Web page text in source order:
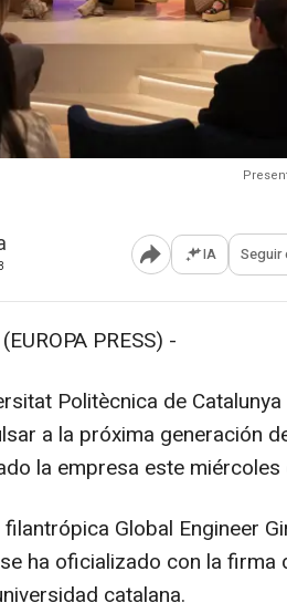
Abrir opciones
IA Seguir
PRESS) -
Politècnica de
a la próxima generación
la empresa este
Global Engineer
ha oficializado con la firma
catalana.